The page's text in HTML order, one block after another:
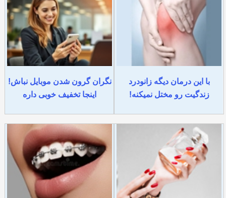
با این درمان دیگه زانودرد
زندگیت رو مختل نمیکنه!
نگران گرون شدن موبایل نباش!
اینجا تخفیف خوبی داره